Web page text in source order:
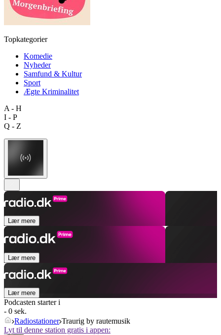
Topkategorier
Komedie
Nyheder
Samfund & Kultur
Sport
Ægte Kriminalitet
A - H
I - P
Q - Z
Lær mere
Lær mere
Lær mere
Podcasten starter i
- 0 sek.
Radiostationer Traurig by rautemusik
Lyt til denne station gratis i appen: